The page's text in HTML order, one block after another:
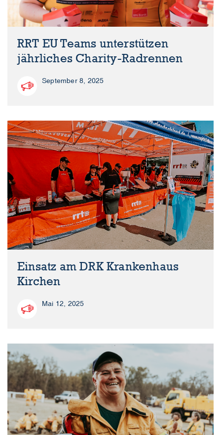
RRT EU Teams unterstützen
jährliches Charity-Radrennen
September 8, 2025
Einsatz am DRK Krankenhaus
Kirchen
Mai 12, 2025